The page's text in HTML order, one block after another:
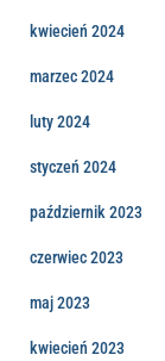
kwiecień 2024
marzec 2024
luty 2024
styczeń 2024
październik 2023
czerwiec 2023
maj 2023
kwiecień 2023